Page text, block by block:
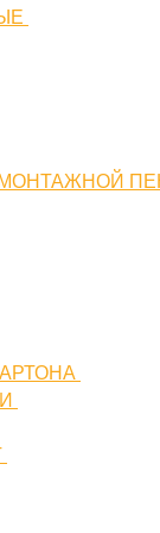
МОНТАЖНОЙ